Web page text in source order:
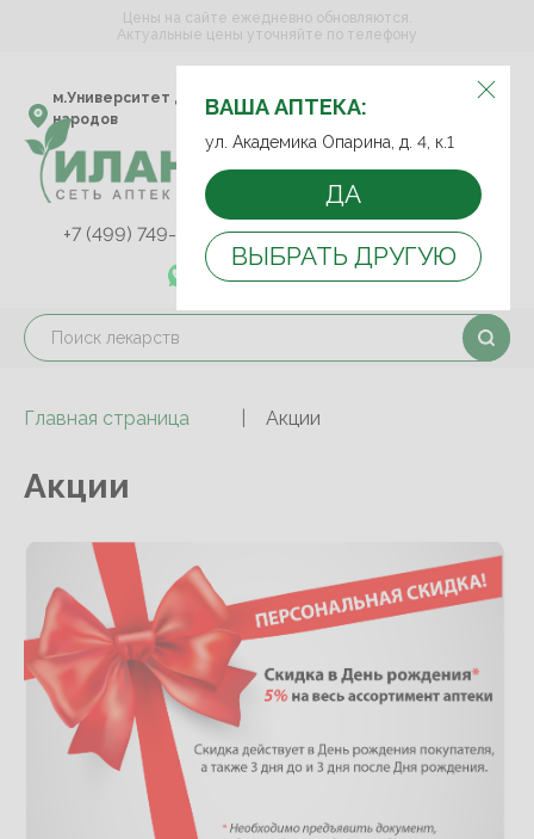
ВЫБЕРИТЕ АПТЕКУ:
м.Университет дружбы
народов
ул. Академика Опарина,
д. 4, к.1
ВАША АПТЕКА:
ул. Академика Опарина, д. 4, к.1
ДА
ВЫБРАТЬ ДРУГУЮ
Цены на сайте ежедневно обновляются.
Актуальные цены уточняйте по телефону
+7 (499) 749-75-92
+7 (499) 749-74-89
+7 (989) 579-78-73
Главная страница Акции
Акции